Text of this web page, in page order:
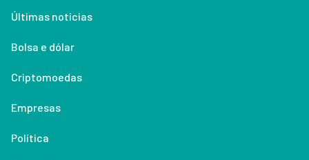
Últimas notícias
Bolsa e dólar
Criptomoedas
Empresas
Política